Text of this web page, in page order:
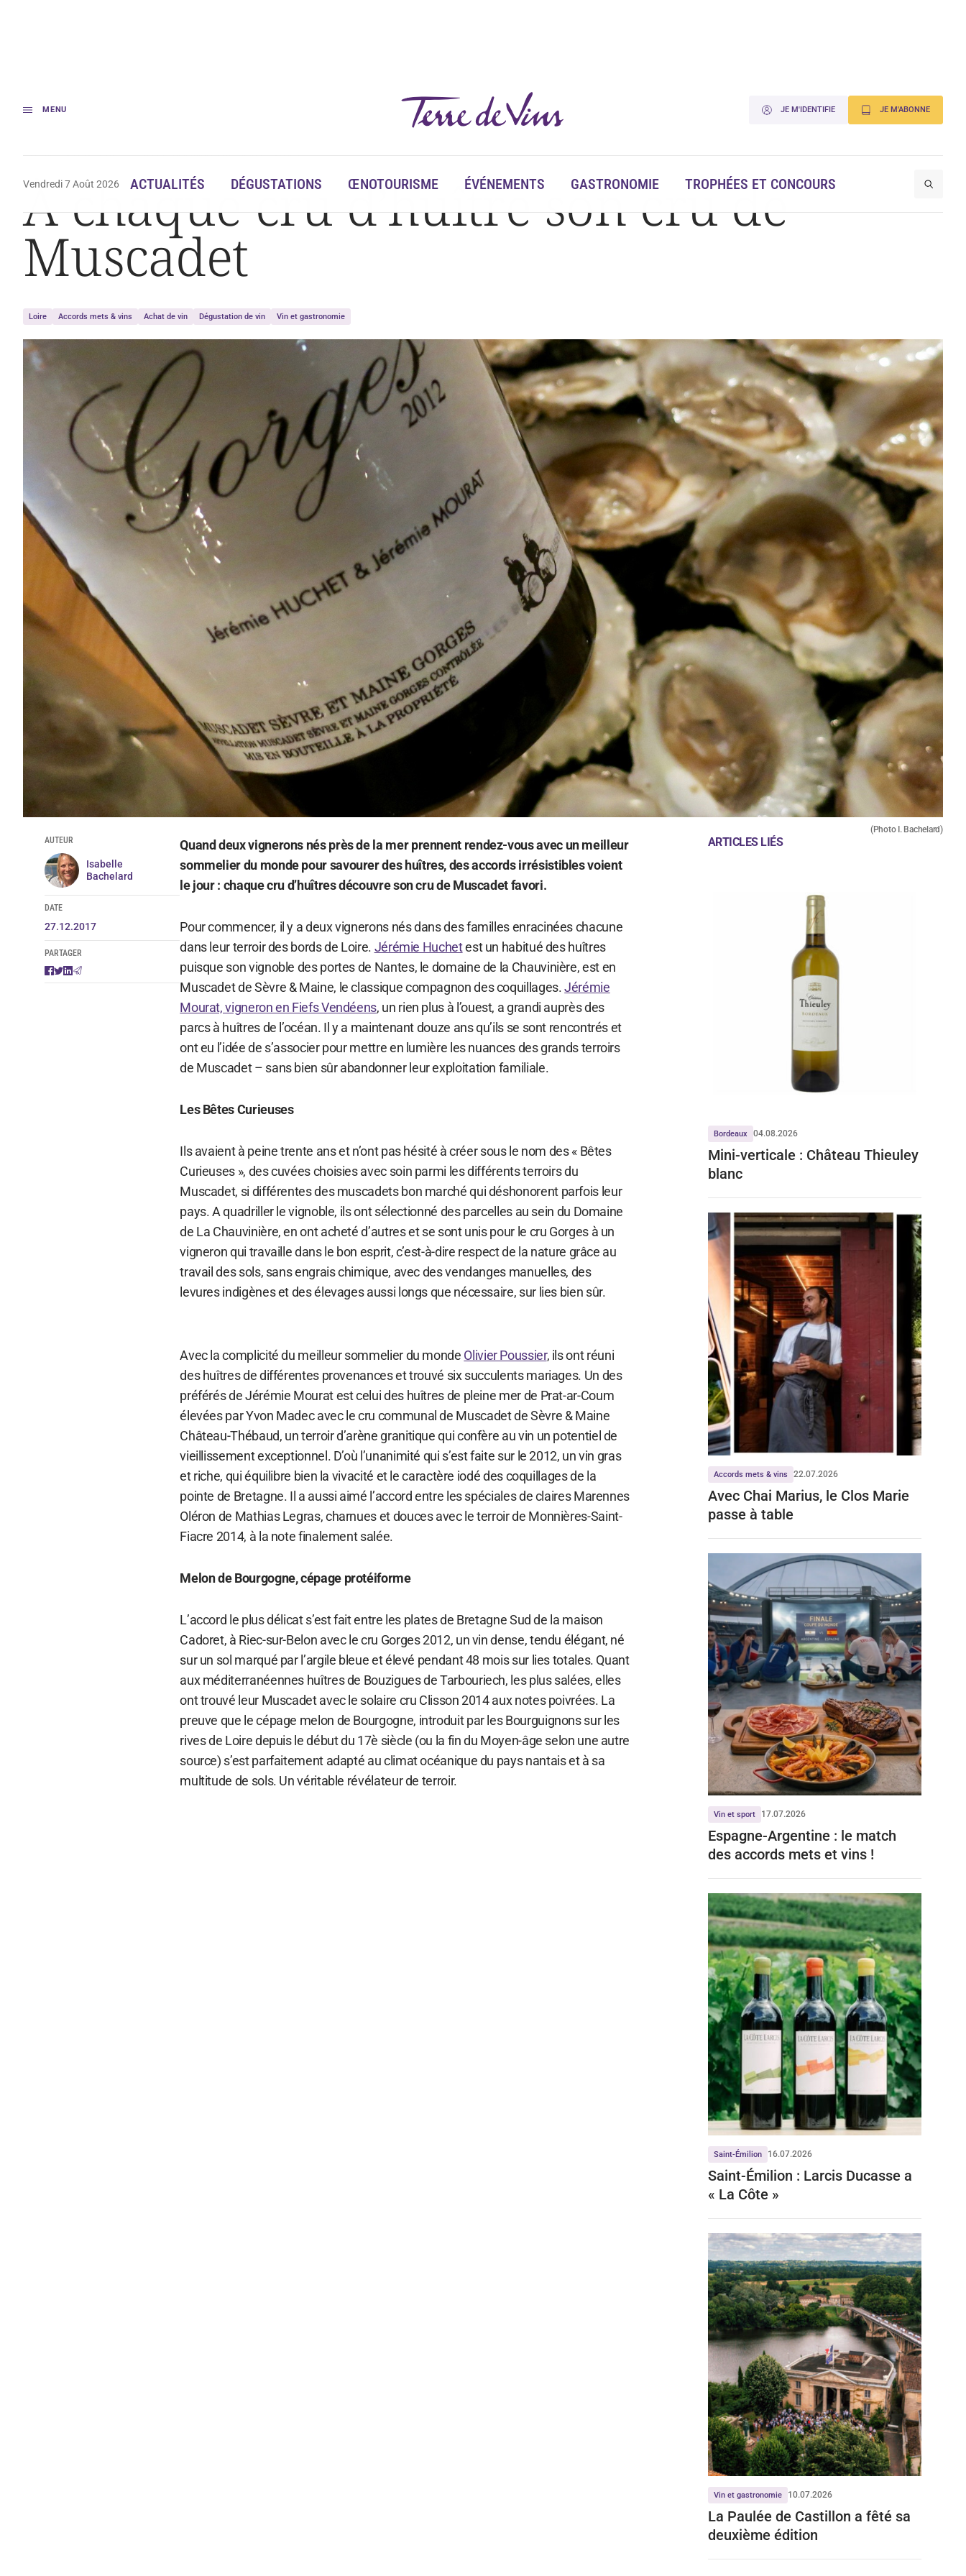
MENU JE M'IDENTIFIE JE M'ABONNE
Vendredi 7 Août 2026 ACTUALITÉS DÉGUSTATIONS ŒNOTOURISME ÉVÉNEMENTS GASTRONOMIE TROPHÉES ET CONCOURS
Accueil Dégustation À chaque cru d’huître son cru de Muscadet
À chaque cru d’huître son cru de
Muscadet
Loire Accords mets & vins Achat de vin Dégustation de vin Vin et gastronomie
(Photo I. Bachelard)
AUTEUR
Isabelle
Bachelard
DATE
27.12.2017
PARTAGER
Quand deux vignerons nés près de la mer prennent rendez-vous avec un meilleur
sommelier du monde pour savourer des huîtres, des accords irrésistibles voient
le jour : chaque cru d’huîtres découvre son cru de Muscadet favori.
Pour commencer, il y a deux vignerons nés dans des familles enracinées chacune
dans leur terroir des bords de Loire. Jérémie Huchetest un habitué des huîtres
puisque son vignoble des portes de Nantes, le domaine de la Chauvinière, est en
Muscadet de Sèvre & Maine, le classique compagnon des coquillages.Jérémie
Mourat, vigneron en Fiefs Vendéens, un rien plus à l’ouest, a grandi auprès des
parcs à huîtres de l’océan. Il y a maintenant douze ans qu’ils se sont rencontrés et
ont eu l’idée de s’associer pour mettre en lumière les nuances des grands terroirs
de Muscadet – sans bien sûr abandonner leur exploitation familiale.
Les Bêtes Curieuses
Ils avaient à peine trente ans et n’ont pas hésité à créer sous le nom des « Bêtes
Curieuses », des cuvées choisies avec soin parmi les différents terroirs du
Muscadet, si différentes des muscadets bon marché qui déshonorent parfois leur
pays. A quadriller le vignoble, ils ont sélectionné des parcelles au sein du Domaine
de La Chauvinière, en ont acheté d’autres et se sont unis pour le cru Gorges à un
vigneron qui travaille dans le bon esprit, c’est-à-dire respect de la nature grâce au
travail des sols, sans engrais chimique, avec des vendanges manuelles, des
levures indigènes et des élevages aussi longs que nécessaire, sur lies bien sûr.
Avec la complicité du meilleur sommelier du monde Olivier Poussier, ils ont réuni
des huîtres de différentes provenances et trouvé six succulents mariages. Un des
préférés de Jérémie Mourat est celui des huîtres de pleine mer de Prat-ar-Coum
élevées par Yvon Madec avec le cru communal de Muscadet de Sèvre & Maine
Château-Thébaud, un terroir d’arène granitique qui confère au vin un potentiel de
vieillissement exceptionnel. D’où l’unanimité qui s’est faite sur le 2012, un vin gras
et riche, qui équilibre bien la vivacité et le caractère iodé des coquillages de la
pointe de Bretagne. Il a aussi aimé l’accord entre les spéciales de claires Marennes
Oléron de Mathias Legras, charnues et douces avec le terroir de Monnières-Saint-
Fiacre 2014, à la note finalement salée.
Melon de Bourgogne, cépage protéiforme
L’accord le plus délicat s’est fait entre les plates de Bretagne Sud de la maison
Cadoret, à Riec-sur-Belon avec le cru Gorges 2012, un vin dense, tendu élégant, né
sur un sol marqué par l’argile bleue et élevé pendant 48 mois sur lies totales. Quant
aux méditerranéennes huîtres de Bouzigues de Tarbouriech, les plus salées, elles
ont trouvé leur Muscadet avec le solaire cru Clisson 2014 aux notes poivrées. La
preuve que le cépage melon de Bourgogne, introduit par les Bourguignons sur les
rives de Loire depuis le début du 17è siècle (ou la fin du Moyen-âge selon une autre
source) s’est parfaitement adapté au climat océanique du pays nantais et à sa
multitude de sols. Un véritable révélateur de terroir.
ARTICLES LIÉS
Bordeaux 04.08.2026
Mini-verticale : Château Thieuley
blanc
Accords mets & vins 22.07.2026
Avec Chai Marius, le Clos Marie
passe à table
Vin et sport 17.07.2026
Espagne-Argentine : le match
des accords mets et vins !
Saint-Émilion 16.07.2026
Saint-Émilion : Larcis Ducasse a
« La Côte »
Vin et gastronomie 10.07.2026
La Paulée de Castillon a fêté sa
deuxième édition